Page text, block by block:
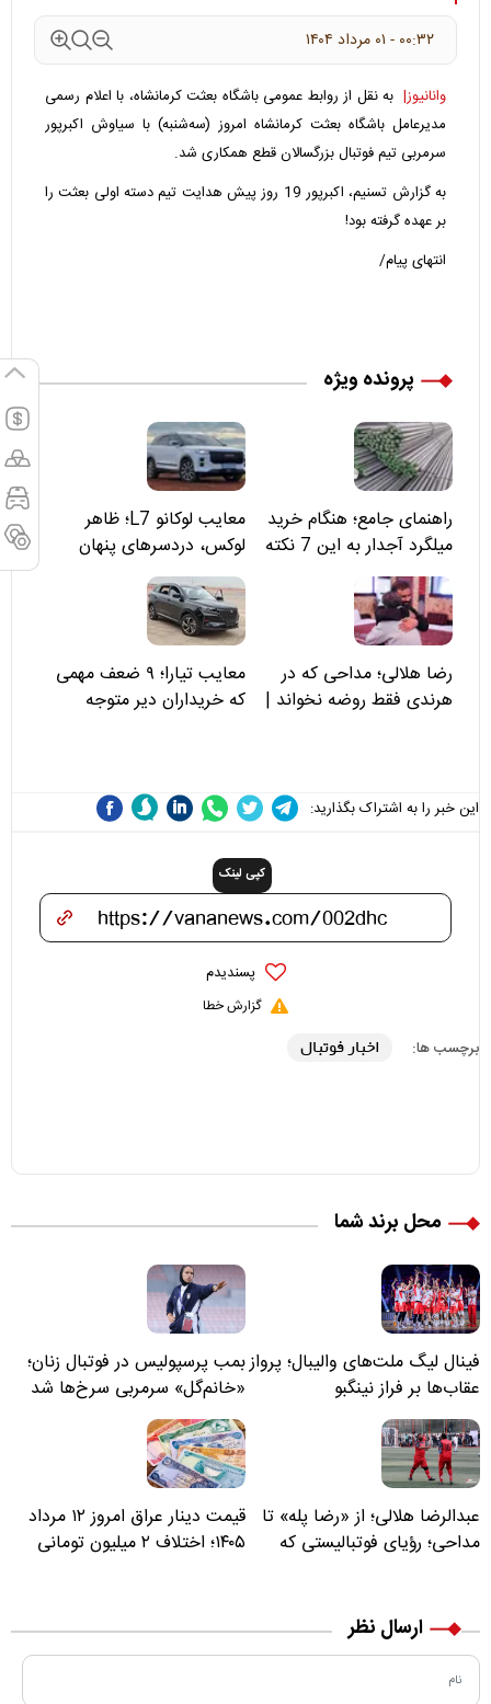
۰۰:۳۲ - ۰۱ مرداد ۱۴۰۴
وانانیوز| به نقل از روابط عمومی باشگاه بعثت کرمانشاه، با اعلام رسمی
مدیرعامل باشگاه بعثت کرمانشاه امروز (سه‌شنبه) با سیاوش اکبرپور
سرمربی تیم فوتبال بزرگسالان قطع همکاری شد.
به گزارش تسنیم، اکبرپور 19 روز پیش هدایت تیم دسته اولی بعثت را
بر عهده گرفته بود!
انتهای پیام/
پرونده ویژه
راهنمای جامع؛ هنگام خرید
میلگرد آجدار به این 7 نکته
توجه کنید
معایب لوکانو L7؛ ظاهر
لوکس، دردسرهای پنهان
رضا هلالی؛ مداحی که در
هرندی فقط روضه نخواند |
معایب تیارا؛ ۹ ضعف مهمی
که خریداران دیر متوجه
این خبر را به اشتراک بگذارید:
کپی لینک
پسندیدم
گزارش خطا
برچسب ها: اخبار فوتبال
محل برند شما
فینال لیگ ملت‌های والیبال؛ پرواز
عقاب‌ها بر فراز نینگبو
بمب پرسپولیس در فوتبال زنان؛
«خانم‌گل» سرمربی سرخ‌ها شد
عبدالرضا هلالی؛ از «رضا پله» تا
مداحی؛ رؤیای فوتبالیستی که
قیمت دینار عراق امروز ۱۲ مرداد
۱۴۰۵؛ اختلاف ۲ میلیون تومانی
ارسال نظر